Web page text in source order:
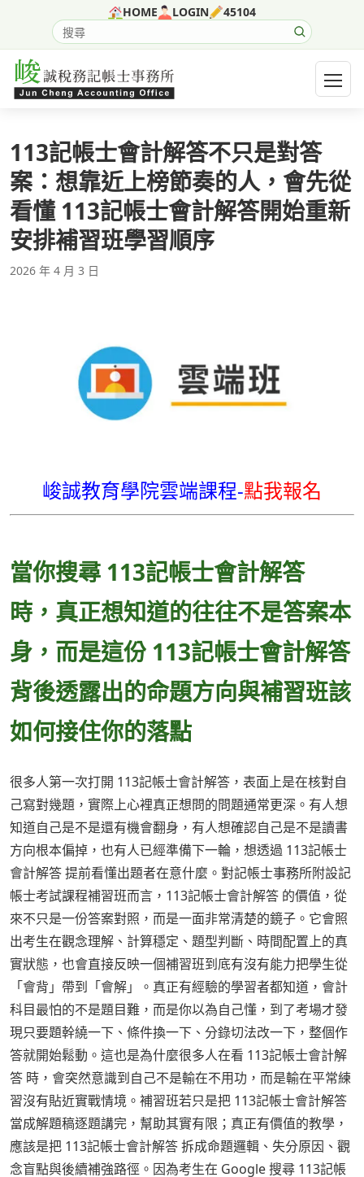
HOME LOGIN 45104
搜尋網站內容
開啟
113記帳士會計解答不只是對答
案：想靠近上榜節奏的人，會先從
看懂 113記帳士會計解答開始重新
安排補習班學習順序
2026 年 4 月 3 日
峻誠教育學院雲端課程-點我報名
當你搜尋 113記帳士會計解答
時，真正想知道的往往不是答案本
身，而是這份 113記帳士會計解答
背後透露出的命題方向與補習班該
如何接住你的落點
很多人第一次打開 113記帳士會計解答，表面上是在核對自
己寫對幾題，實際上心裡真正想問的問題通常更深。有人想
知道自己是不是還有機會翻身，有人想確認自己是不是讀書
方向根本偏掉，也有人已經準備下一輪，想透過 113記帳士
會計解答 提前看懂出題者在意什麼。對記帳士事務所附設記
帳士考試課程補習班而言，113記帳士會計解答 的價值，從
來不只是一份答案對照，而是一面非常清楚的鏡子。它會照
出考生在觀念理解、計算穩定、題型判斷、時間配置上的真
實狀態，也會直接反映一個補習班到底有沒有能力把學生從
「會背」帶到「會解」。真正有經驗的學習者都知道，會計
科目最怕的不是題目難，而是你以為自己懂，到了考場才發
現只要題幹繞一下、條件換一下、分錄切法改一下，整個作
答就開始鬆動。這也是為什麼很多人在看 113記帳士會計解
答 時，會突然意識到自己不是輸在不用功，而是輸在平常練
習沒有貼近實戰情境。補習班若只是把 113記帳士會計解答
當成解題稿逐題講完，幫助其實有限；真正有價值的教學，
應該是把 113記帳士會計解答 拆成命題邏輯、失分原因、觀
念盲點與後續補強路徑。因為考生在 Google 搜尋 113記帳